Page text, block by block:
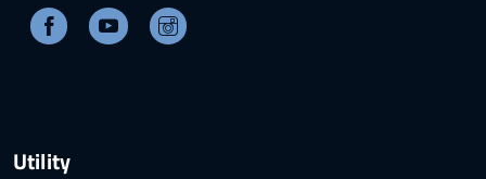
Facebook Youtube
Utility